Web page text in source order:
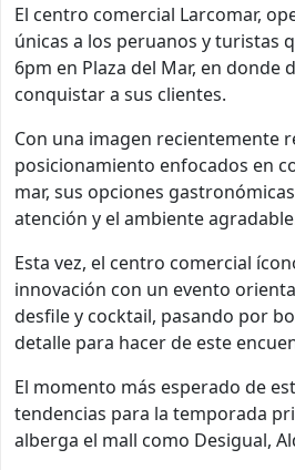
El centro comercial Larcomar,
únicas a los peruanos y turistas
6pm en Plaza del Mar, en donde
conquistar a sus clientes.
Con una imagen recientemente
posicionamiento enfocados en
mar, sus opciones
atención y el ambiente
Esta vez, el centro comercial
innovación con un evento
desfile y cocktail, pasando por
detalle para hacer de este
El momento más esperado de
tendencias para la temporada
alberga el mall como Desigual,